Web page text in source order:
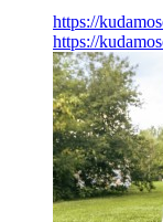
https://
https://